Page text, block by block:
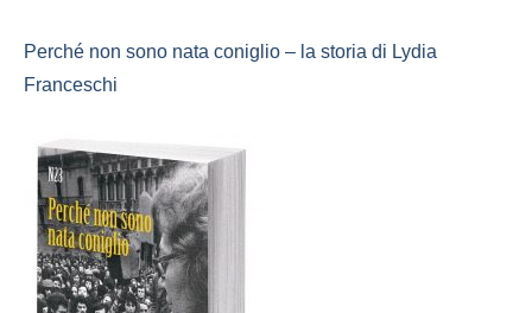
Perché non sono nata coniglio – la storia di Lydia
Franceschi